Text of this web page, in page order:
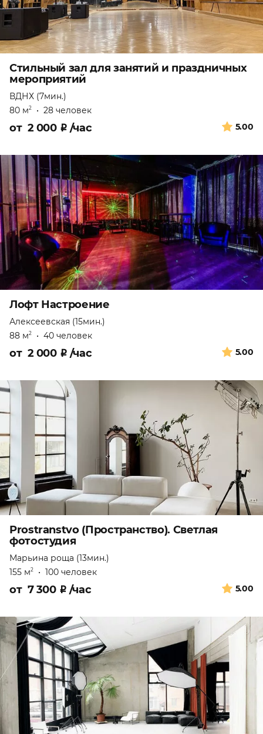
Стильный зал для занятий и праздничных
мероприятий
ВДНХ (7мин.)
80 м2 • 28 человек
5.00
от 2 000 ₽ /час
Лофт Настроение
Алексеевская (15мин.)
88 м2 • 40 человек
5.00
от 2 000 ₽ /час
Prostranstvo (Пространство). Светлая
фотостудия
Марьина роща (13мин.)
155 м2 • 100 человек
5.00
от 7 300 ₽ /час